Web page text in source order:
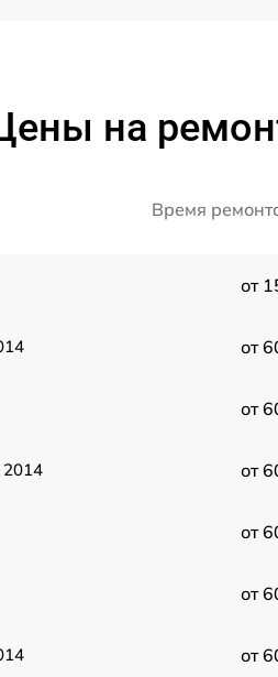
на
Время
от
от
от
2014 от
от
от
от